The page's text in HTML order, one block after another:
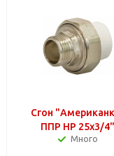
Сгон
ППР НР 25х3/4"
Много